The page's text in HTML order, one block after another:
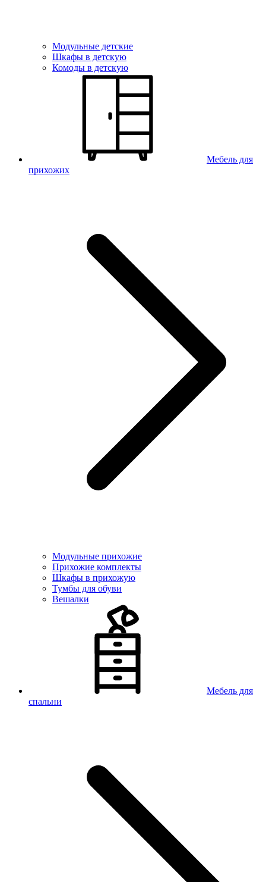
Модульные детские
Шкафы в детскую
Комоды в детскую
Мебель для
прихожих
Модульные прихожие
Прихожие комплекты
Шкафы в прихожую
Тумбы для обуви
Вешалки
Мебель для
спальни